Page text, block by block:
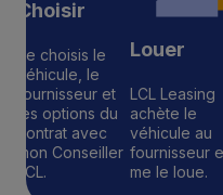
Choisir
Je choisis le
véhicule, le
fournisseur et
les options du
contrat avec
mon Conseiller
LCL.
Louer
LCL Leasing
achète le
véhicule au
fournisseur
me le loue.